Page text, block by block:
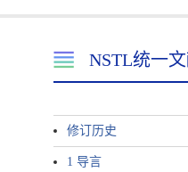
NSTL统一
修订历史
1 导言